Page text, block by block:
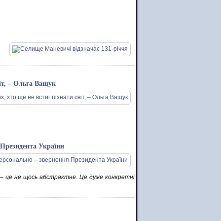
– Ольга Ващук
України
це не щось абстрактне. Це дуже конкретні